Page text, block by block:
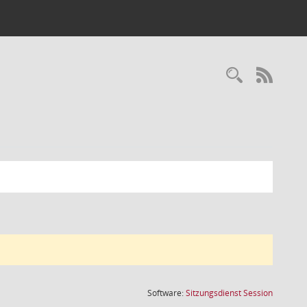
Software:SitzungsdienstSession(Wird in